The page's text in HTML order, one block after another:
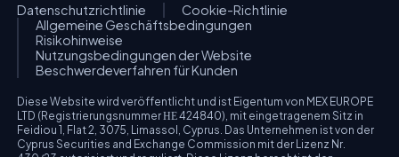
Datenschutzrichtlinie
Cookie-Richtlinie
Allgemeine Geschäftsbedingungen
Risikohinweise
Nutzungsbedingungen der Website
Beschwerdeverfahren für Kunden
Diese Website wird veröffentlicht und ist Eigentum von MEX EUROPE
LTD (Registrierungsnummer ΗΕ 424840), mit eingetragenem Sitz in
Feidiou 1, Flat 2, 3075, Limassol, Cyprus. Das Unternehmen ist von der
Cyprus Securities and Exchange Commission mit der Lizenz Nr.